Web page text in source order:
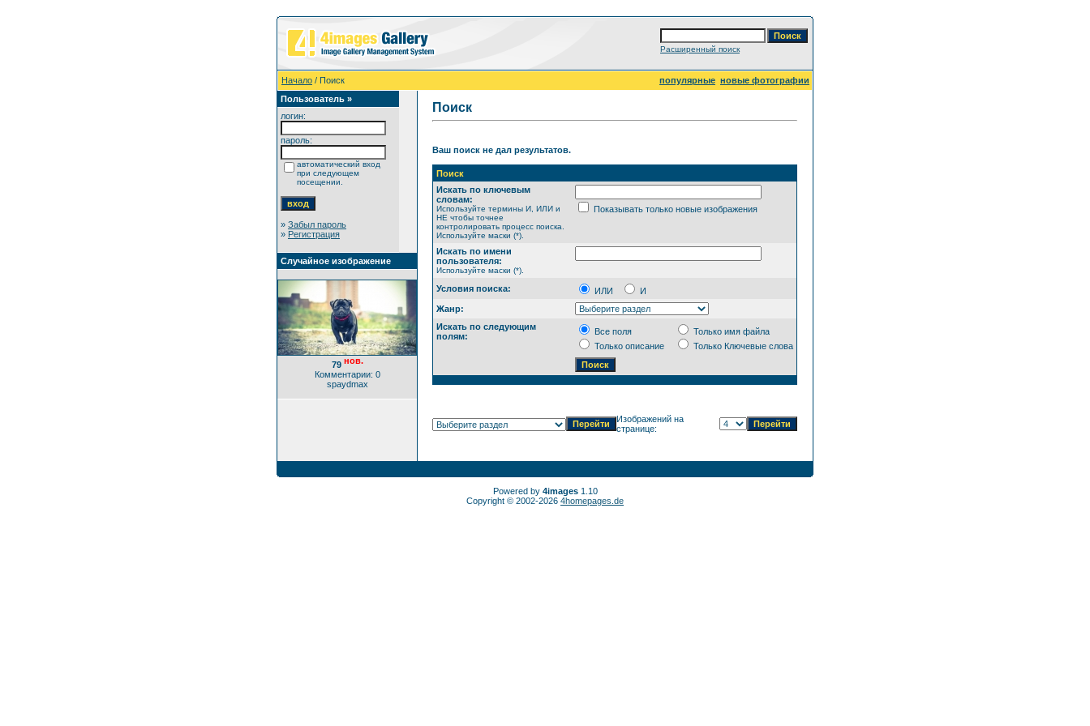
Расширенный поиск
Начало / Поиск популярные новые фотографии
Пользователь »
логин:
пароль:
автоматический вход
при следующем
посещении.
» Забыл пароль
» Регистрация
Случайное изображение
79 нов.
Комментарии: 0
spaydmax
Поиск
Ваш поиск не дал результатов.
Поиск
Искать по ключевым
словам:
Используйте термины И, ИЛИ и
НЕ чтобы точнее
контролировать процесс поиска.
Используйте маски (*).
Показывать только новые изображения
Искать по имени
пользователя:
Используйте маски (*).
Условия поиска: ИЛИ
И
Жанр:
Искать по следующим
полям:
Все поля
Только имя файла
Только описание
Только Ключевые слова
Изображений на
странице:
Powered by 4images1.10
Copyright © 2002-2026 4homepages.de